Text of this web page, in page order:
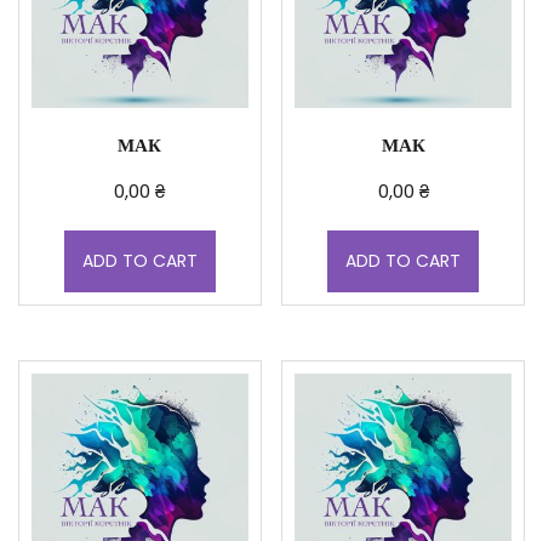
МАК
0,00₴
ADD TO CART
МАК
0,00 ₴
ADD TO CART